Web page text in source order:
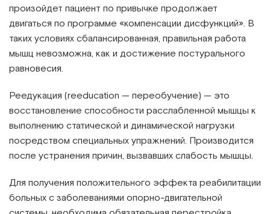
произойдет пациент по привычке продолжает
двигаться по программе «компенсации дисфункций». В
таких условиях сбалансированная, правильная работа
мышц невозможна, как и достижение постурального
равновесия.
Реедукация (reeducation — переобучение) — это
восстановление способности расслабленной мышцы к
выполнению статической и динамической нагрузки
посредством специальных упражнений. Производится
после устранения причин, вызвавших слабость мышцы.
Для получения положительного эффекта реабилитации
больных с заболеваниями опорно-двигательной